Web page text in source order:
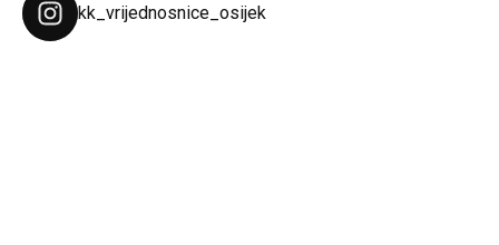
kk_vrijednosnice_osijek